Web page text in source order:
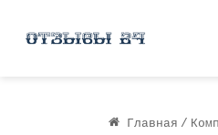
Главная /